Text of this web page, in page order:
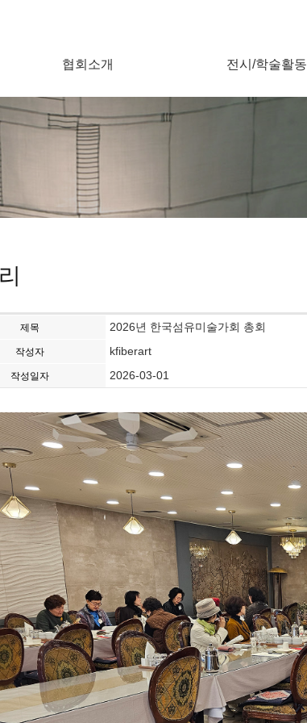
협회소개 전시/학술활동
제목 2026년 한국섬유미술가회 총회
작성자 kfiberart
작성일자 2026-03-01